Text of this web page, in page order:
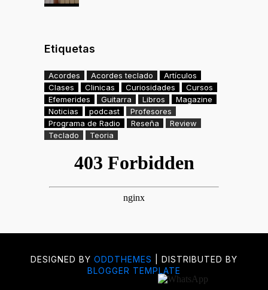
Etiquetas
Acordes Acordes teclado
Artículos
Clases
Clinicas Curiosidades
Cursos
Efemerides
Guitarra Libros
Magazine
Noticias
podcast
Profesores
Programa de Radio
Reseña
Review
Teclado
Teoria
DESIGNED BY ODDTHEMES
| DISTRIBUTED BY
BLOGGER TEMPLATE